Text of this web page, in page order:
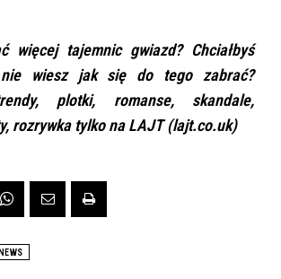
więcej tajemnic gwiazd? Chciałbyś
wiesz jak się do tego zabrać?
plotki, romanse, skandale,
rozrywka tylko na LAJT (lajt.co.uk)